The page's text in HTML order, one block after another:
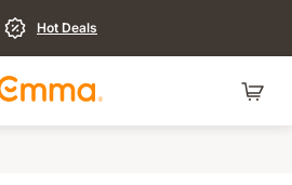
Hot Deals